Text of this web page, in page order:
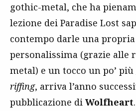
gothic-metal, che ha
lezione dei Paradise Lost
contempo darle una
personalissima (grazie alle
metal) e un tocco un po’ più
riffing, arriva l’anno
pubblicazione di Wolfheart